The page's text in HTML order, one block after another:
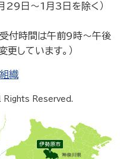
29日～1月3日を除く）
受付時間は午前9時～午後
しています。）
織
Reserved.